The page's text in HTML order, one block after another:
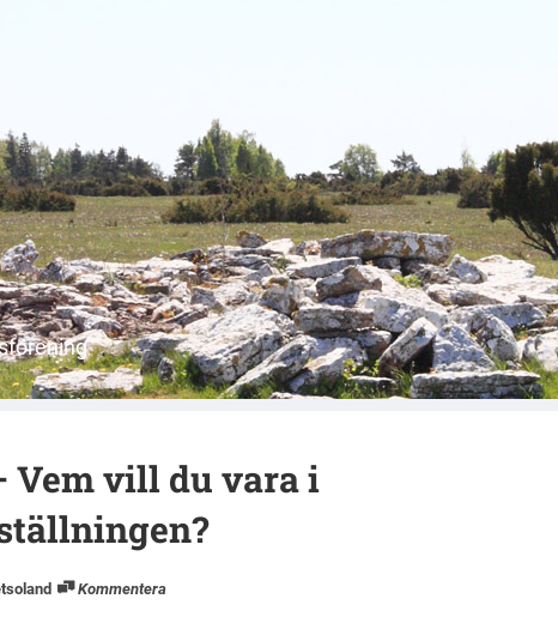
Vem vill du vara i
Kommentera